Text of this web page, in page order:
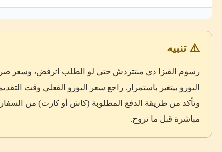
⚠️ تنبيه
رسوم الفيزا دي مبتتردش حتى لو الطلب اترفض، وسعر
اليورو بيتغير باستمرار. راجع سعر اليورو الفعلي وقت
وتأكد من طريقة الدفع المطلوبة (كاش أو كارت) من
مباشرة قبل ما تروح.